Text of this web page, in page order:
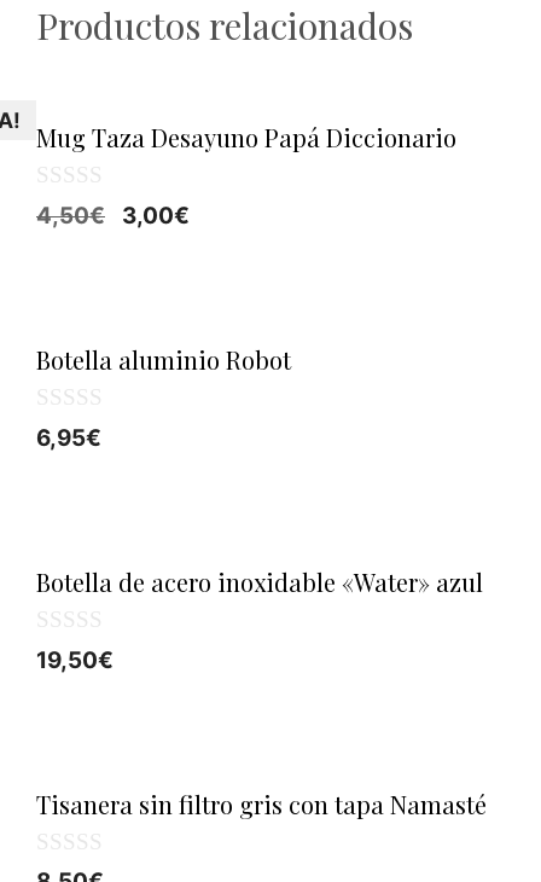
Productos relacionados
Mug Taza Desayuno Papá Diccionario
0
d
4,50€
El
4,50€.
3,00€
3,00€.
Botella aluminio Robot
0
d
6,95€
Botella de acero inoxidable «Water» azul
0
d
19,50€
Tisanera sin filtro gris con tapa Namasté
0